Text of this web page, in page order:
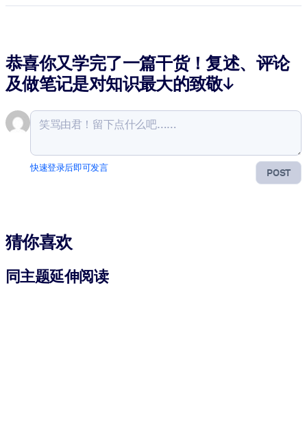
恭喜你又学完了一篇干货！复述、评论
及做笔记是对知识最大的致敬↓
POST
快速登录后即可发言
猜你喜欢
同主题延伸阅读